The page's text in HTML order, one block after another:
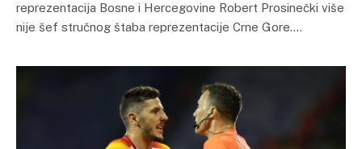
reprezentacija Bosne i Hercegovine Robert Prosinečki više
nije šef stručnog štaba reprezentacije Crne Gore.…